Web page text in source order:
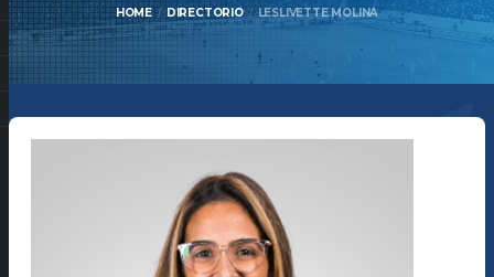
HOME DIRECTORIO LESLIVETTE MOLINA